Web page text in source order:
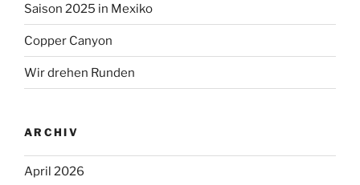
Saison 2025 in Mexiko
Copper Canyon
Wir drehen Runden
ARCHIV
April 2026